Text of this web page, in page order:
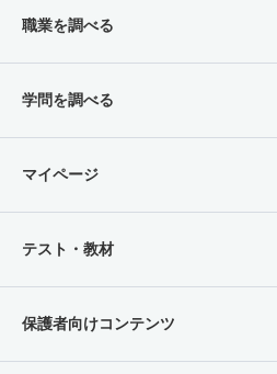
職業を調べる
学問を調べる
マイページ
テスト・教材
保護者向けコンテンツ